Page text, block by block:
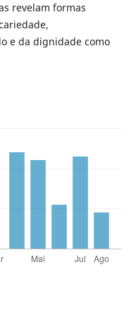
revelam formas
e da dignidade como